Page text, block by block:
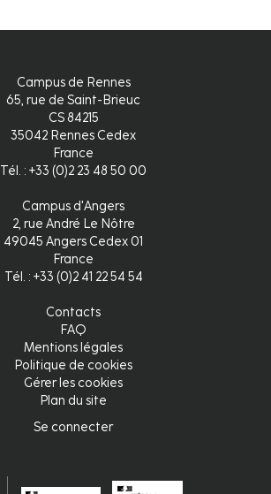
Campus de Rennes
65, rue de Saint-Brieuc
CS 84215
35042 Rennes Cedex
France
Tél. : +33 (0)2 23 48 50 00
Campus d'Angers
2, rue André Le Nôtre
49045 Angers Cedex 01
France
Tél. : +33 (0)2 41 22 54 54
Contacts
FAQ
Mentions légales
Politique de cookies
Gérer les cookies
Plan du site
Se connecter